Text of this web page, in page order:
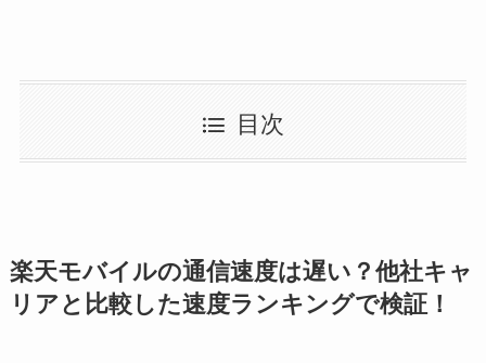
目次
楽天モバイルの通信速度は遅い？他社キャ
リアと比較した速度ランキングで検証！